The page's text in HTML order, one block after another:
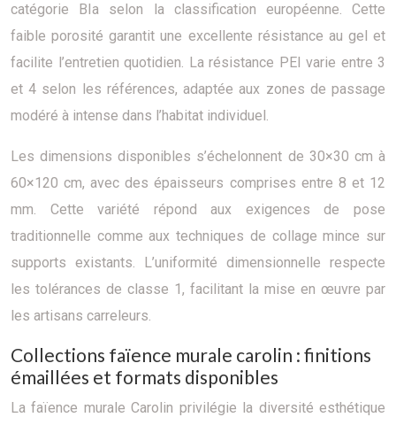
catégorie BIa selon la classification européenne. Cette
faible porosité garantit une excellente résistance au gel et
facilite l’entretien quotidien. La résistance PEI varie entre 3
et 4 selon les références, adaptée aux zones de passage
modéré à intense dans l’habitat individuel.
Les dimensions disponibles s’échelonnent de 30×30 cm à
60×120 cm, avec des épaisseurs comprises entre 8 et 12
mm. Cette variété répond aux exigences de pose
traditionnelle comme aux techniques de collage mince sur
supports existants. L’uniformité dimensionnelle respecte
les tolérances de classe 1, facilitant la mise en œuvre par
les artisans carreleurs.
Collections faïence murale carolin : finitions
émaillées et formats disponibles
La faïence murale Carolin privilégie la diversité esthétique